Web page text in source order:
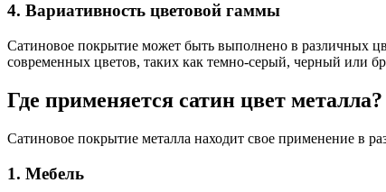
4. Вариативность цветовой гаммы
Сатиновое покрытие может быть выполнено в различных
современных цветов, таких как темно-серый, черный или
Где применяется сатин цвет металла?
Сатиновое покрытие металла находит свое применение в
1. Мебель